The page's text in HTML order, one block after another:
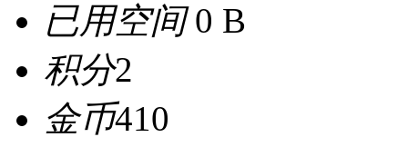
已用空间0 B
积分2
金币410